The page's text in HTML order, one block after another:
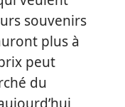
souvenirs
plus à
peut
du